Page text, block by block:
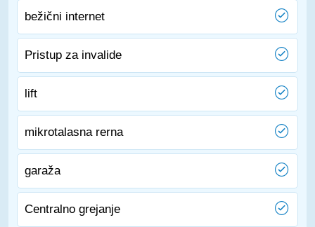
bežični internet
Pristup za invalide
lift
mikrotalasna rerna
garaža
Centralno grejanje